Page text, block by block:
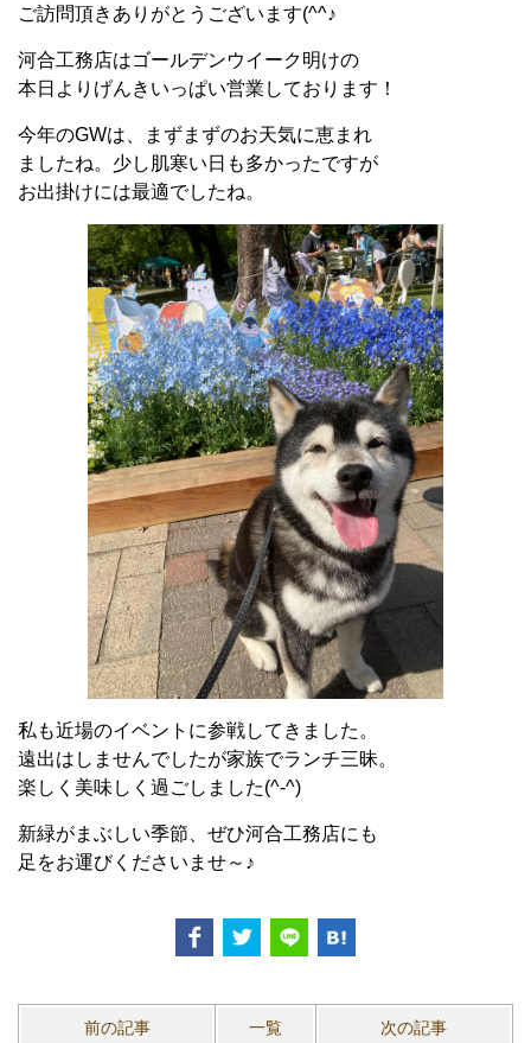
ご訪問頂きありがとうございます(^^♪
河合工務店はゴールデンウイーク明けの
本日よりげんきいっぱい営業しております！
今年のGWは、まずまずのお天気に恵まれ
ましたね。少し肌寒い日も多かったですが
お出掛けには最適でしたね。
私も近場のイベントに参戦してきました。
遠出はしませんでしたが家族でランチ三昧。
楽しく美味しく過ごしました(^-^)
新緑がまぶしい季節、ぜひ河合工務店にも
足をお運びくださいませ～♪
前の記事 一覧 次の記事